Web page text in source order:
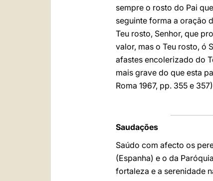
sempre o rosto do Pai
seguinte forma a oração
Teu rosto, Senhor, que
valor, mas o Teu rosto, ó
afastes encolerizado do
mais grave do que esta
Roma 1967, pp. 355 e
Saudações
Saúdo com afecto os
(Espanha) e o da
fortaleza e a serenidade